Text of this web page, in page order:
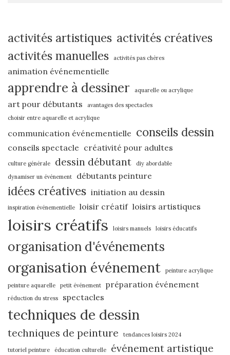
activités artistiques activités créatives
activités manuelles
activités pas chères
animation événementielle
apprendre à dessiner aquarelle ou acrylique
art pour débutants
avantages des spectacles
choisir entre aquarelle et acrylique
communication événementielle conseils dessin
conseils spectacle créativité pour adultes
culture générale dessin débutant
diy abordable
dynamiser un événement
débutants peinture
idées créatives initiation au dessin
inspiration événementielle loisir créatif loisirs artistiques
loisirs créatifs loisirs manuels loisirs éducatifs
organisation d'événements
organisation événement peinture acrylique
peinture aquarelle petit événement préparation événement
réduction du stress spectacles
techniques de dessin
techniques de peinture tendances loisirs 2024
tutoriel peinture éducation culturelle
événement artistique